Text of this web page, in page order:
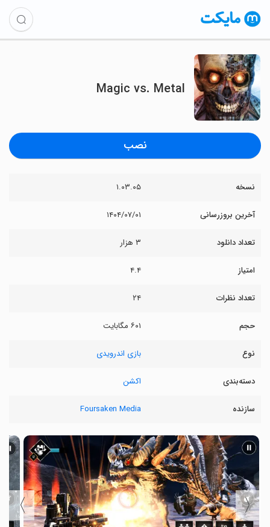
Magic vs. Metal
نصب
نسخه ۱.۰۳.۰۵
آخرین بروزرسانی ۱۴۰۴/۰۷/۰۱
تعداد دانلود ۳ هزار
امتیاز ۴.۴
تعداد نظرات ۲۴
حجم ۶۰۱ مگابایت
نوع بازی اندرویدی
دسته‌بندی اکشن
سازنده Foursaken Media
〈
〉